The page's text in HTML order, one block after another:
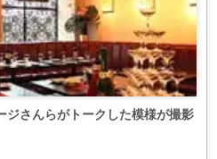
ジさんらがトークした模様が撮影